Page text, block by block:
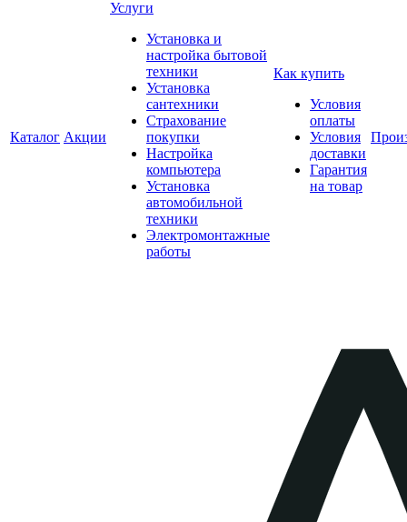
Каталог Акции
Услуги
Установка и
настройка бытовой
техники
Установка
сантехники
Страхование
покупки
Настройка
компьютера
Установка
автомобильной
техники
Электромонтажные
работы
Как купить
Условия
оплаты
Условия
доставки
Гарантия
на товар